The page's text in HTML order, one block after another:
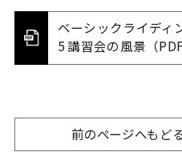
ベーシックライディ
5 講習会の風景（PDF
前のページへもど